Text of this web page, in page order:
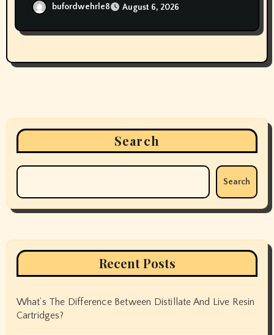
bufordwehrle8 August 6, 2026
Search
Search
Recent Posts
What’s The Difference Between Distillate And Live Resin
Cartridges?